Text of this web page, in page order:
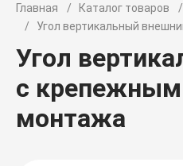
Главная Каталог товаров
Угол вертикальный
Угол
с
монтажа